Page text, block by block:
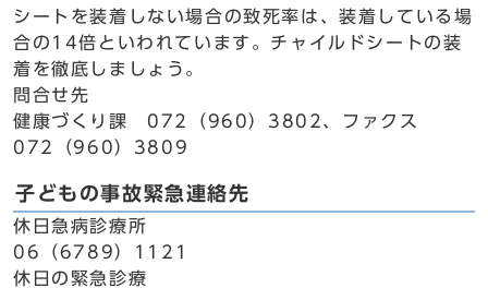
シートを装着しない場合の致死率は、装着している場
合の14倍といわれています。チャイルドシートの装
着を徹底しましょう。
問合せ先
健康づくり課 072（960）3802、ファクス
072（960）3809
子どもの事故緊急連絡先
休日急病診療所
06（6789）1121
休日の緊急診療